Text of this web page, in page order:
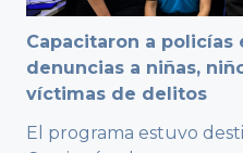
Capacitaron a policías
denuncias a niñas,
víctimas de delitos
El programa estuvo